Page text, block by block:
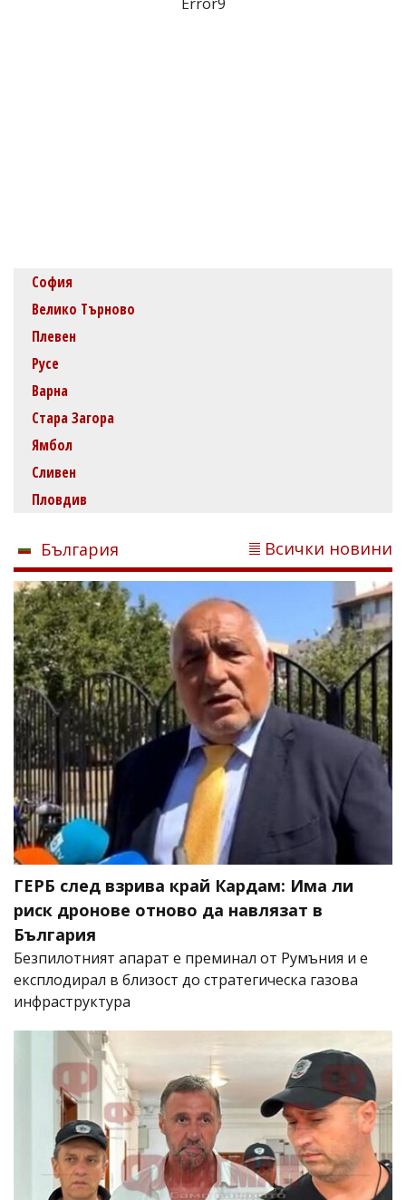
София
Велико Търново
Плевен
Русе
Варна
Стара Загора
Ямбол
Сливен
Пловдив
България Всички новини
ГЕРБ след взрива край Кардам: Има ли
риск дронове отново да навлязат в
България
Безпилотният апарат е преминал от Румъния и е
експлодирал в близост до стратегическа газова
инфраструктура